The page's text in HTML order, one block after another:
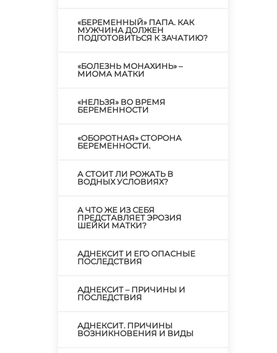
«БЕРЕМЕННЫЙ» ПАПА. КАК
МУЖЧИНА ДОЛЖЕН
ПОДГОТОВИТЬСЯ К ЗАЧАТИЮ?
«БОЛЕЗНЬ МОНАХИНЬ» –
МИОМА МАТКИ
«НЕЛЬЗЯ» ВО ВРЕМЯ
БЕРЕМЕННОСТИ
«ОБОРОТНАЯ» СТОРОНА
БЕРЕМЕННОСТИ.
А СТОИТ ЛИ РОЖАТЬ В
ВОДНЫХ УСЛОВИЯХ?
А ЧТО ЖЕ ИЗ СЕБЯ
ПРЕДСТАВЛЯЕТ ЭРОЗИЯ
ШЕЙКИ МАТКИ?
АДНЕКСИТ И ЕГО ОПАСНЫЕ
ПОСЛЕДСТВИЯ
АДНЕКСИТ – ПРИЧИНЫ И
ПОСЛЕДСТВИЯ
АДНЕКСИТ. ПРИЧИНЫ
ВОЗНИКНОВЕНИЯ И ВИДЫ